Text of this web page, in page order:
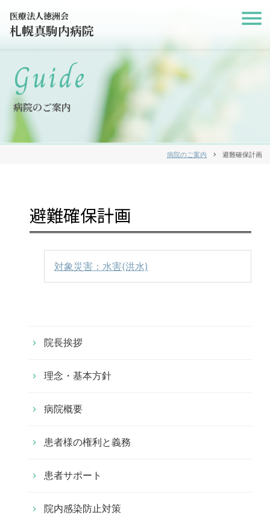
医療法人徳洲会
札幌真駒内病院
病院のご案内
Guide
病院のご案内 chevron_right 避難確保計画
避難確保計画
対象災害：水害(洪水)
院長挨拶
理念・基本方針
病院概要
患者様の権利と義務
患者サポート
院内感染防止対策